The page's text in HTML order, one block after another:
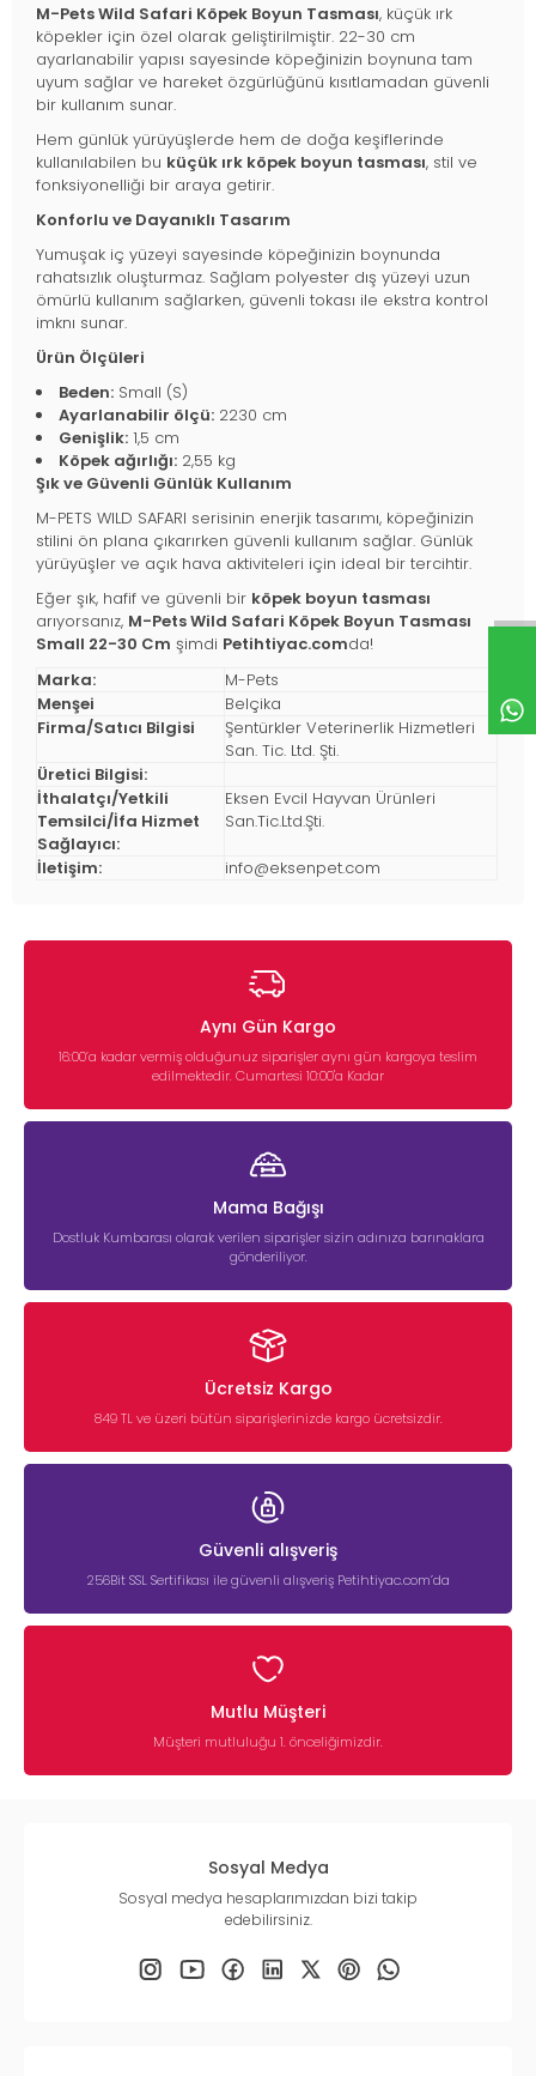
M-Pets Wild Safari Köpek Boyun Tasması, küçük ırk
köpekler için özel olarak geliştirilmiştir. 22-30 cm
ayarlanabilir yapısı sayesinde köpeğinizin boynuna tam
uyum sağlar ve hareket özgürlüğünü kısıtlamadan güvenli
bir kullanım sunar.
Hem günlük yürüyüşlerde hem de doğa keşiflerinde
kullanılabilen bu küçük ırk köpek boyun tasması, stil ve
fonksiyonelliği bir araya getirir.
Konforlu ve Dayanıklı Tasarım
Yumuşak iç yüzeyi sayesinde köpeğinizin boynunda
rahatsızlık oluşturmaz. Sağlam polyester dış yüzeyi uzun
ömürlü kullanım sağlarken, güvenli tokası ile ekstra kontrol
imknı sunar.
Ürün Ölçüleri
Beden: Small (S)
Ayarlanabilir ölçü: 2230 cm
Genişlik: 1,5 cm
Köpek ağırlığı: 2,55 kg
Şık ve Güvenli Günlük Kullanım
M-PETS WILD SAFARI serisinin enerjik tasarımı, köpeğinizin
stilini ön plana çıkarırken güvenli kullanım sağlar. Günlük
yürüyüşler ve açık hava aktiviteleri için ideal bir tercihtir.
Eğer şık, hafif ve güvenli bir köpek boyun tasması
arıyorsanız, M-Pets Wild Safari Köpek Boyun Tasması
Small 22-30 Cm şimdi Petihtiyac.comda!
Marka:
M-Pets
Menşei
Belçika
Firma/Satıcı Bilgisi
Şentürkler Veterinerlik Hizmetleri
San. Tic. Ltd. Şti.
Üretici Bilgisi:
İthalatçı/Yetkili
Temsilci/İfa Hizmet
Sağlayıcı:
Eksen Evcil Hayvan Ürünleri
San.Tic.Ltd.Şti.
İletişim: info@eksenpet.com
Aynı Gün Kargo
16:00’a kadar vermiş olduğunuz siparişler aynı gün kargoya teslim
edilmektedir. Cumartesi 10:00'a Kadar
Mama Bağışı
Dostluk Kumbarası olarak verilen siparişler sizin adınıza barınaklara
gönderiliyor.
Ücretsiz Kargo
849 TL ve üzeri bütün siparişlerinizde kargo ücretsizdir.
Güvenli alışveriş
256Bit SSL Sertifikası ile güvenli alışveriş Petihtiyac.com’da
Mutlu Müşteri
Müşteri mutluluğu 1. önceliğimizdir.
Sosyal Medya
Sosyal medya hesaplarımızdan bizi takip
edebilirsiniz.